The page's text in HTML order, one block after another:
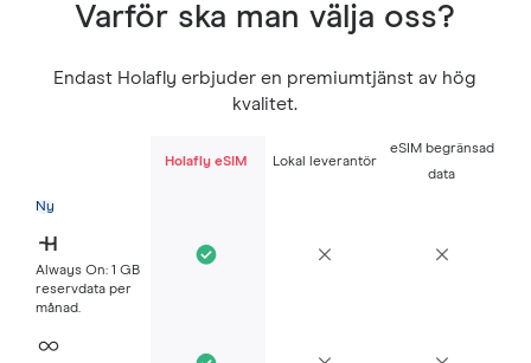
Varför ska man välja oss?
Endast Holafly erbjuder en premiumtjänst av hög
kvalitet.
Holafly eSIM Lokal leverantör
eSIM begränsad
data
Ny
Always On: 1 GB
reservdata per
månad.